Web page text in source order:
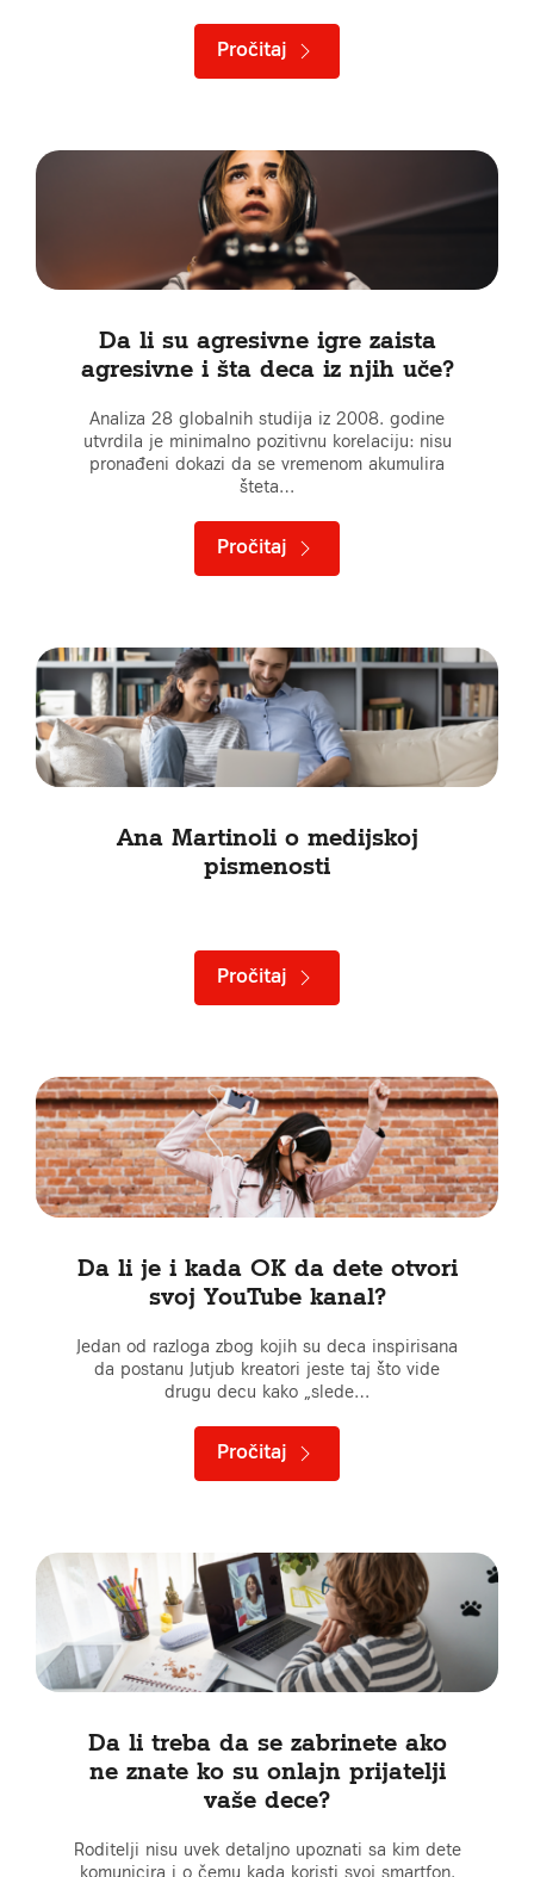
Pročitaj
Da li su agresivne igre zaista
agresivne i šta deca iz njih uče?
Analiza 28 globalnih studija iz 2008. godine
utvrdila je minimalno pozitivnu korelaciju: nisu
pronađeni dokazi da se vremenom akumulira
šteta…
Pročitaj
Ana Martinoli o medijskoj
pismenosti
Pročitaj
Da li je i kada OK da dete otvori
svoj YouTube kanal?
Jedan od razloga zbog kojih su deca inspirisana
da postanu Jutjub kreatori jeste taj što vide
drugu decu kako „slede…
Pročitaj
Da li treba da se zabrinete ako
ne znate ko su onlajn prijatelji
vaše dece?
Roditelji nisu uvek detaljno upoznati sa kim dete
komunicira i o čemu kada koristi svoj smartfon.